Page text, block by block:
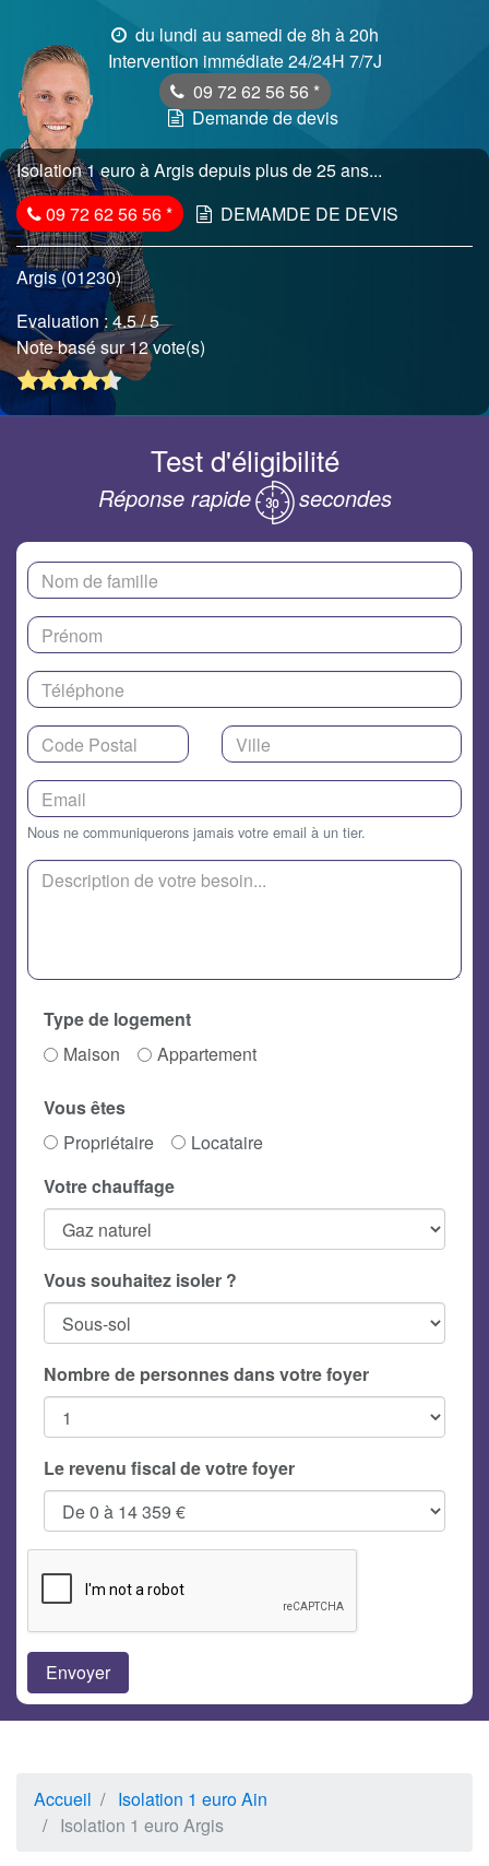
du lundi au samedi de 8h à 20h
Intervention immédiate 24/24H 7/7J
09 72 62 56 56 *
Demande de devis
Isolation 1 euro à Argis depuis plus de 25 ans...
09 72 62 56 56* DEMAMDE DE DEVIS
Argis (01230)
Evaluation :4.5/ 5
Note basé sur 12 vote(s)
Test d'éligibilité
Réponse rapide secondes
Nous ne communiquerons jamais votre email à un tier.
Type de logement
Maison
Appartement
Vous êtes
Propriétaire
Locataire
Votre chauffage
Vous souhaitez isoler ?
Nombre de personnes dans votre foyer
Le revenu fiscal de votre foyer
Accueil
Isolation 1 euro Ain
Isolation 1 euro Argis